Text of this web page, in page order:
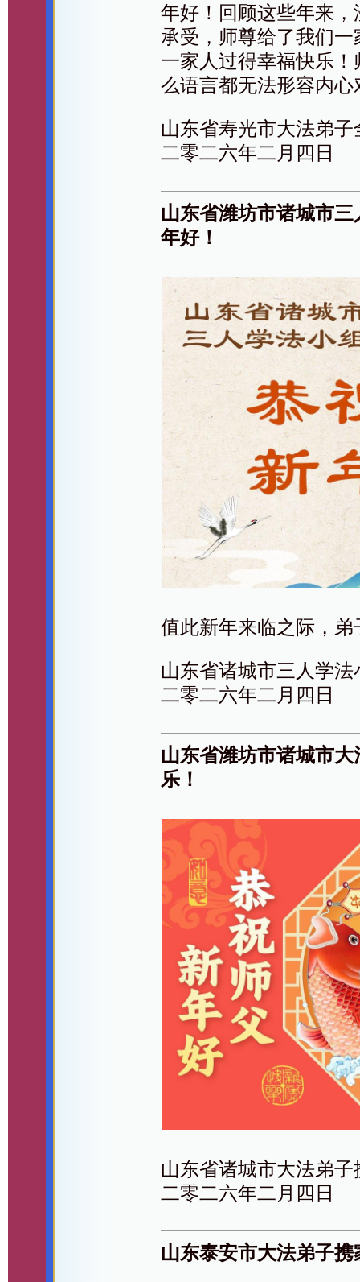
年好！回顾这些年来
承受，师尊给了我们
一家人过得幸福快乐
么语言都无法形容内
山东省寿光市大法弟子
二零二六年二月四日
山东省潍坊市诸城市
年好！
值此新年来临之际，
山东省诸城市三人学法
二零二六年二月四日
山东省潍坊市诸城市
乐！
山东省诸城市大法弟子
二零二六年二月四日
山东泰安市大法弟子